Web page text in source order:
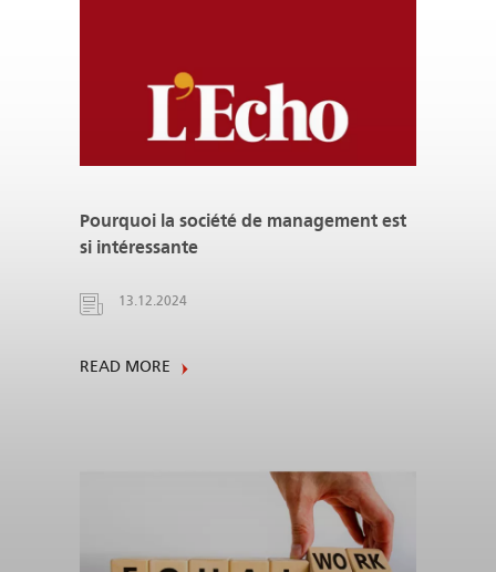
Pourquoi la société de management est
si intéressante
13.12.2024
READ MORE